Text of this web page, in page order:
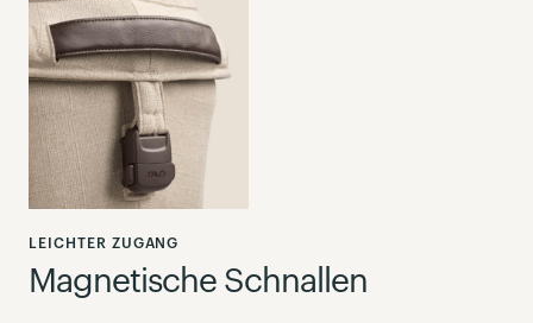
LEICHTER ZUGANG
Magnetische Schnallen